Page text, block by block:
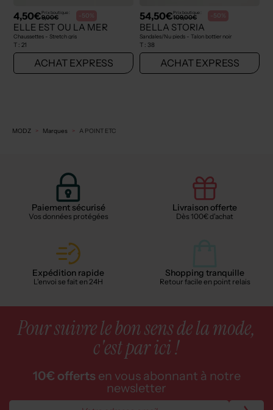
4,50€Prix boutique :
9,00€ -50%
ELLE EST OU LA MER
Chaussettes - Stretch gris
T : 21
ACHAT EXPRESS
54,50€Prix boutique :
109,00€ -50%
BELLA STORIA
Sandales/Nu pieds - Talon bottier noir
T : 38
ACHAT EXPRESS
MODZ Marques A POINT ETC
Paiement sécurisé
Vos données protégées
Livraison offerte
Dès 100€ d'achat
Expédition rapide
L'envoi se fait en 24H
Shopping tranquille
Retour facile en point relais
Pour suivre le bon sens de la mode,
c'est par ici !
10€ offerts en vous abonnant à notre
newsletter